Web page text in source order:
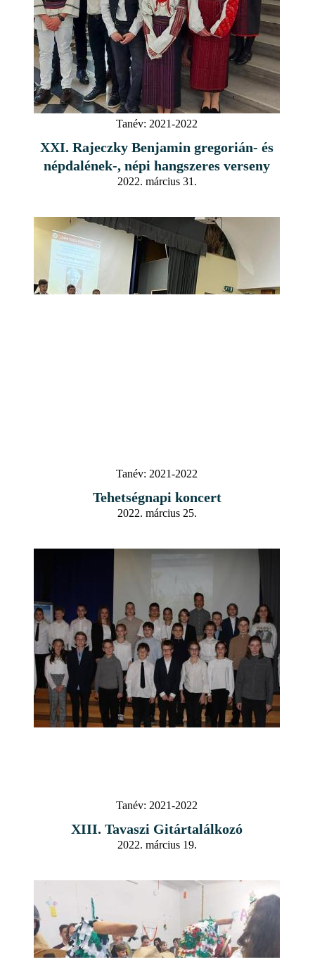
Tanév: 2021-2022
XXI. Rajeczky Benjamin gregorián- és
népdalének-, népi hangszeres verseny
2022. március 31.
Tanév: 2021-2022
Tehetségnapi koncert
2022. március 25.
Tanév: 2021-2022
XIII. Tavaszi Gitártalálkozó
2022. március 19.